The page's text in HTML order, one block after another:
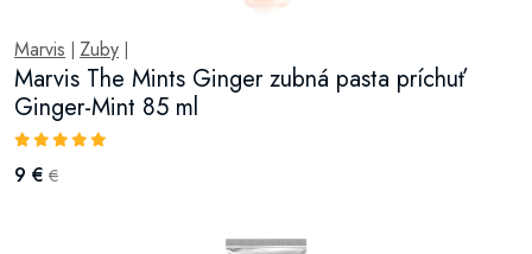
Marvis Zuby
Marvis The Mints Ginger zubná pasta príchuť
Ginger-Mint 85 ml
9 € €